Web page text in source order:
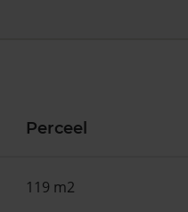
Perceel
119 m2